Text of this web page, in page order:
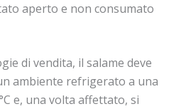
aperto e non consumato
di vendita, il salame deve
ambiente refrigerato a una
e, una volta affettato, si